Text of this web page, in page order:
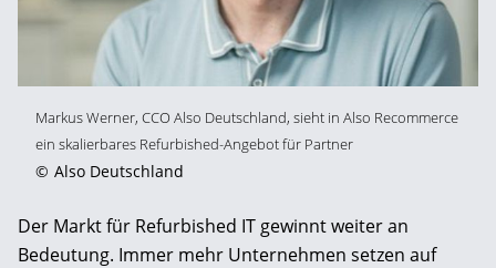
Markus Werner, CCO Also Deutschland, sieht in Also Recommerce
ein skalierbares Refurbished-Angebot für Partner
© Also Deutschland
Der Markt für Refurbished IT gewinnt weiter an
Bedeutung. Immer mehr Unternehmen setzen auf